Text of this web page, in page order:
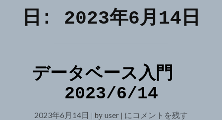
日: 2023年6月14日
データベース入門
2023/6/14
2023年6月14日 | by user | デ
にコメントを残す